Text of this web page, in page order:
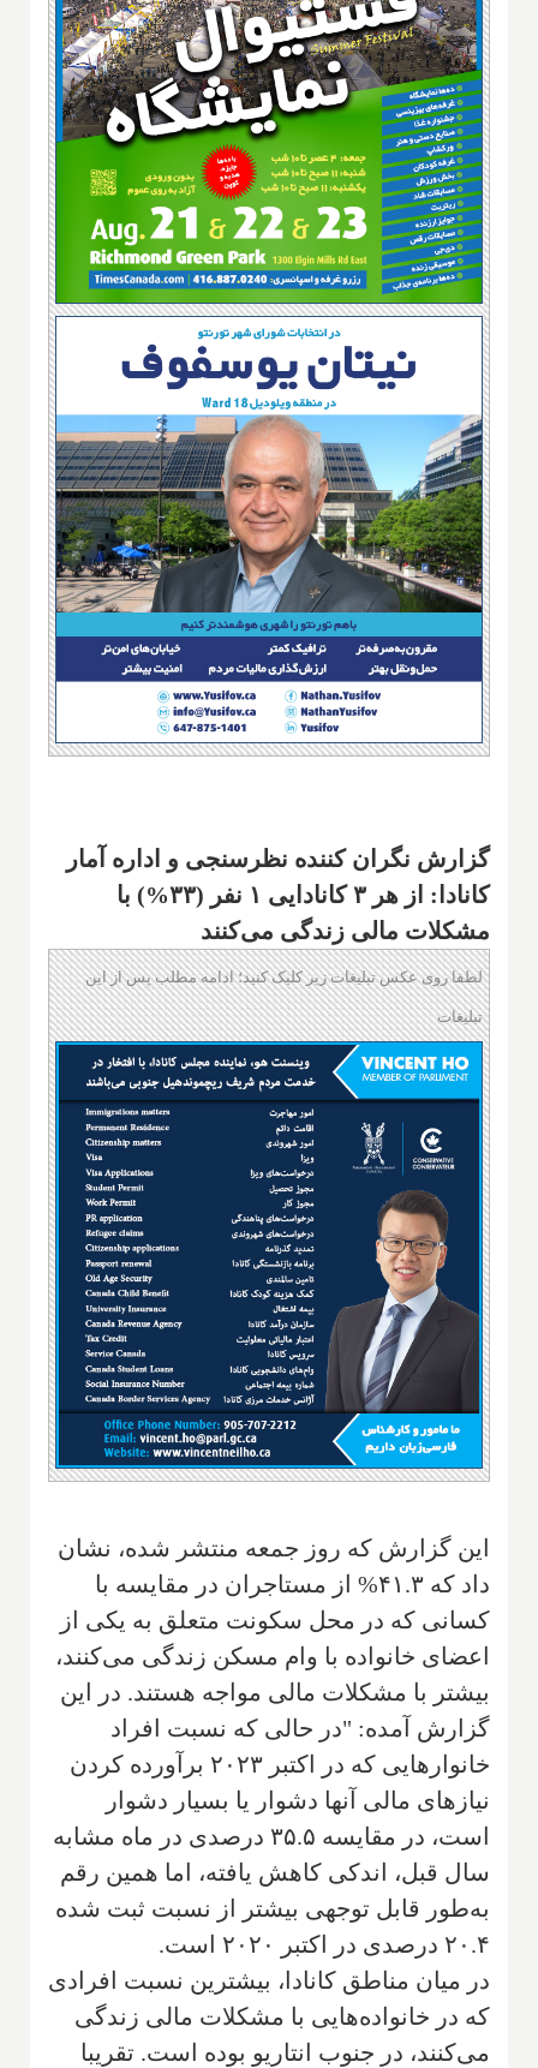
گزارش نگران کننده نظرسنجی و اداره آمار
کانادا: از هر ۳ کانادایی ۱ نفر (۳۳%) با
مشکلات مالی زندگی می‌کنند
لطفا روی عکس تبلیغات زیر کلیک کنید؛ ادامه مطلب پس از این
تبلیغات
این گزارش که روز جمعه منتشر شده، نشان
داد که ۴۱.۳% از مستاجران در مقایسه با
کسانی که در محل سکونت متعلق به یکی از
اعضای خانواده با وام مسکن زندگی می‌کنند،
بیشتر با مشکلات مالی مواجه هستند. در این
گزارش آمده: "در حالی که نسبت افراد
خانوارهایی که در اکتبر ۲۰۲۳ برآورده کردن
نیازهای مالی آنها دشوار یا بسیار دشوار
است، در مقایسه ۳۵.۵ درصدی در ماه مشابه
سال قبل، اندکی کاهش یافته، اما همین رقم
به‌طور قابل توجهی بیشتر از نسبت ثبت شده
۲۰.۴ درصدی در اکتبر ۲۰۲۰ است.
در میان مناطق کانادا، بیشترین نسبت افرادی
که در خانواده‌هایی با مشکلات مالی زندگی
می‌کنند، در جنوب انتاریو بوده است. تقریبا